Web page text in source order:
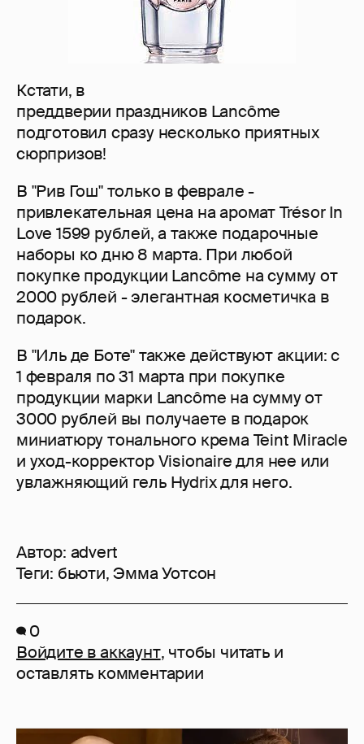
Кстати, в
преддверии праздников Lancôme
подготовил сразу несколько приятных
сюрпризов!
В "Рив Гош" только в феврале -
привлекательная цена на аромат Trésor In
Love 1599 рублей, а также подарочные
наборы ко дню 8 марта. При любой
покупке продукции Lancôme на сумму от
2000 рублей - элегантная косметичка в
подарок.
В "Иль де Боте" также действуют акции: с
1 февраля по 31 марта при покупке
продукции марки Lancôme на сумму от
3000 рублей вы получаете в подарок
миниатюру тонального крема Teint Miracle
и уход-корректор Visionaire для нее или
увлажняющий гель Hydrix для него.
Автор: advert
Теги: бьюти,Эмма Уотсон
0
Войдите в аккаунт, чтобы читать и
оставлять комментарии